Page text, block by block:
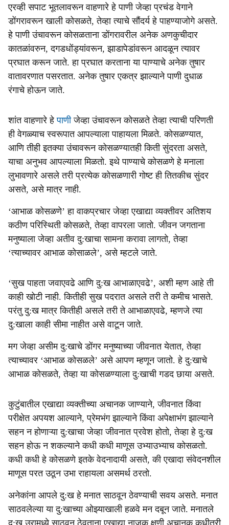
e
एरव्ही सपाट भूतलावरून वाहणारे हे पाणी जेव्हा प्रचंड वेगाने
डोंगरावरून खाली कोसळते, तेव्हा त्याचे सौंदर्य हे पाहण्याजोगे असते.
हे पाणी उंचावरून कोसळताना डोंगरावरील अनेक अणकुचीदार
कातळांवरुन, दगडधोंड्यांवरून, झाडापेडांवरून आदळून त्यावर
प्रघात करून जाते. हा प्रघात करताना या पाण्याचे अनेक तुषार
वातावरणात पसरतात. अनेक तुषार एकत्र झाल्याने पाणी दुधाळ
रंगाचे होऊन जाते.
शांत वाहणारे हेपाणीजेव्हा उंचावरून कोसळते तेव्हा त्याची परिणती
ही वेगळ्याच स्वरूपात आपल्याला पाहायला मिळते. कोसळण्यात,
आणि तीही इतक्या उंचावरून कोसळण्यातही किती सुंदरता असते,
याचा अनुभव आपल्याला मिळतो. इथे पाण्याचे कोसळणे हे मनाला
लुभावणारे असले तरी प्रत्येक कोसळणारी गोष्ट ही तितकीच सुंदर
असते, असे मात्र नाही.
‘आभाळ कोसळणे’ हा वाकप्रचार जेव्हा एखाद्या व्यक्तीवर अतिशय
कठीण परिस्थिती कोसळते, तेव्हा वापरला जातो. जीवन जगताना
मनुष्याला जेव्हा अतीव दु:खाचा सामना करावा लागतो, तेव्हा
‘त्याच्यावर आभाळ कोसाळले’, असे म्हटले जाते.
‘सुख पाहता जवाएवढे आणि दु:ख आभाळाएवढे’, अशी म्हण आहे ती
काही खोटी नाही. कितीही सुख पदरात असले तरी ते कमीच भासते.
परंतु दु:ख मात्र कितीही असले तरी ते आभाळाएवढे, म्हणजे त्या
दु:खाला काही सीमा नाहीत असे वाटून जाते.
मग जेव्हा असीम दु:खाचे डोंगर मनुष्याच्या जीवनात येतात, तेव्हा
त्याच्यावर ‘आभाळ कोसळले’ असे आपण म्हणून जातो. हे दु:खाचे
आभाळ कोसळते, तेव्हा या कोसळण्याला दु:खाची गडद छाया असते.
कुटुंबातील एखाद्या व्यक्तीच्या अचानक जाण्याने, जीवनात किंवा
परीक्षेत अपयश आल्याने, प्रेमभंग झाल्याने किंवा अपेक्षाभंग झाल्याने
सहन न होणाऱ्या दु:खाचा जेव्हा जीवनात प्रवेश होतो, तेव्हा हे दु:ख
सहन होऊ न शकल्याने कधी कधी माणूस उभ्याउभ्याच कोसळतो.
कधी कधी हे कोसळणे इतके वेदनादायी असते, की एखादा संवेदनशील
माणूस परत उठून उभा राहायला असमर्थ ठरतो.
अनेकांना आपले दु:ख हे मनात साठवून ठेवण्याची सवय असते. मनात
साठवलेल्या या दु:खाच्या ओझ्याखाली हळवे मन दबून जाते. मनातले
दु:ख उरामध्ये साठवून ठेवताना एखाद्या नाजुक क्षणी अचानक कधीतरी